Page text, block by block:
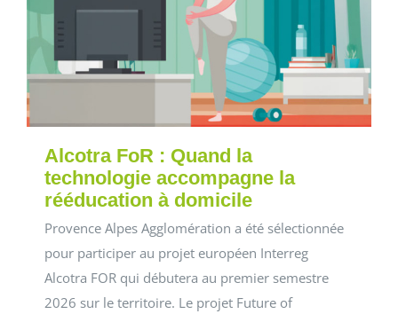
Alcotra FoR : Quand la
technologie accompagne la
rééducation à domicile
Provence Alpes Agglomération a été sélectionnée
pour participer au projet européen Interreg
Alcotra FOR qui débutera au premier semestre
2026 sur le territoire. Le projet Future of